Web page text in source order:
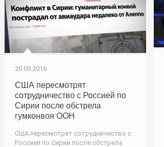
20.09.2016
США пересмотрят
сотрудничество с Россией по
Сирии после обстрела
гумконвоя ООН
США пересмотрят сотрудничество с
Россией по Сирии после обстрела